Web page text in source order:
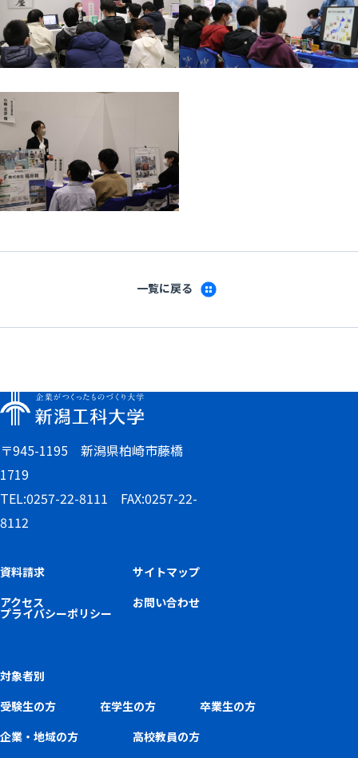
一覧に戻る
〒945-1195 新潟県柏崎市藤橋
1719
TEL:0257-22-8111 FAX:0257-22-
8112
資料請求
サイトマップ
アクセス
お問い合わせ
プライバシーポリシー
対象者別
受験生の方
在学生の方
卒業生の方
企業・地域の方
高校教員の方